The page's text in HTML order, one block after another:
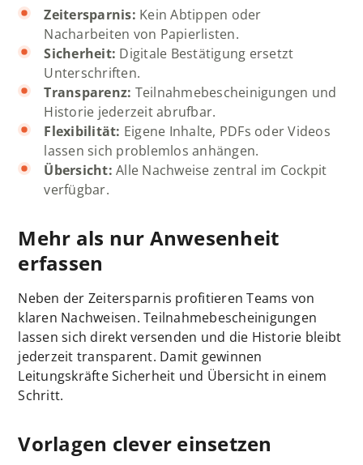
Zeitersparnis: Kein Abtippen oder
Nacharbeiten von Papierlisten.
Sicherheit: Digitale Bestätigung ersetzt
Unterschriften.
Transparenz: Teilnahmebescheinigungen und
Historie jederzeit abrufbar.
Flexibilität: Eigene Inhalte, PDFs oder Videos
lassen sich problemlos anhängen.
Übersicht: Alle Nachweise zentral im Cockpit
verfügbar.
Mehr als nur Anwesenheit
erfassen
Neben der Zeitersparnis profitieren Teams von
klaren Nachweisen. Teilnahmebescheinigungen
lassen sich direkt versenden und die Historie bleibt
jederzeit transparent. Damit gewinnen
Leitungskräfte Sicherheit und Übersicht in einem
Schritt.
Vorlagen clever einsetzen